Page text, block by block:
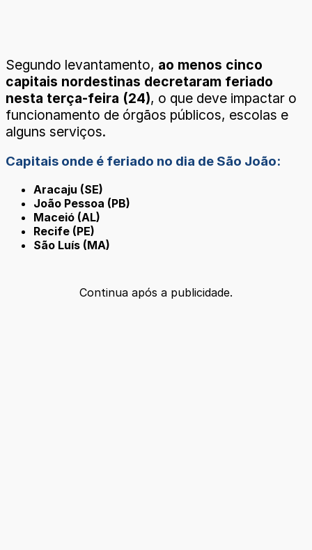
Segundo levantamento, ao menos cinco
capitais nordestinas decretaram feriado
nesta terça-feira (24), o que deve impactar o
funcionamento de órgãos públicos, escolas e
alguns serviços.
Capitais onde é feriado no dia de São João:
Aracaju (SE)
João Pessoa (PB)
Maceió (AL)
Recife (PE)
São Luís (MA)
Continua após a publicidade.